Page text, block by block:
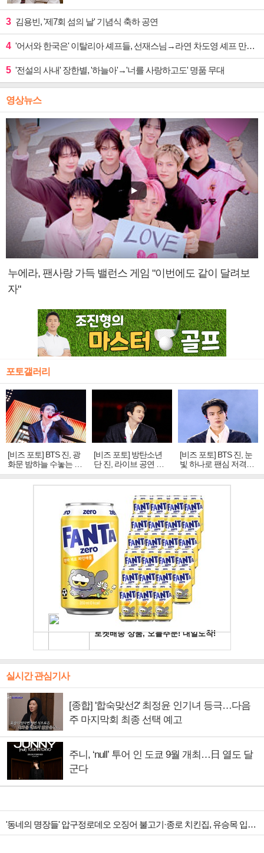
3 김용빈, '제7회 섬의 날' 기념식 축하 공연
4 '어서와 한국은' 이탈리아 셰프들, 선재스님→라연 차도영 셰프 만난다
5 '전설의 사내' 장한별, '하늘아'→'너를 사랑하고도' 명품 무대
영상뉴스
누에라, 팬사랑 가득 밸런스 게임 "이번에도 같이 달려보
자"
포토갤러리
[비즈 포토] BTS 진, 광
화문 밤하늘 수놓는 '비
주얼 킹'의 열창
[비즈 포토] 방탄소년
단 진, 라이브 공연 중
빛나는 독보적 아우라
[비즈 포토] BTS 진, 눈
빛 하나로 팬심 저격…
독보적 카리스마
실시간 관심기사
[종합] '합숙맞선2' 최정윤 인기녀 등극…다음
주 마지막회 최종 선택 예고
주니, ‘null’ 투어 인 도쿄 9월 개최…日 열도 달
군다
'동네의 명장들' 압구정로데오 오징어 불고기·종로 치킨집, 유승목 입맛 저격